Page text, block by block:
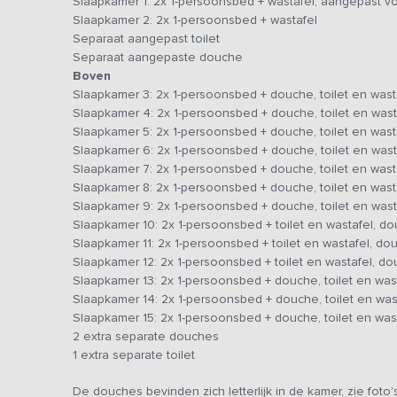
Slaap- en badkamers
Het vakantiehuis telt in totaal
slaapkamers, waarvan één kamer geschikt is voor
aangepaste badkamer. Op de bovenverdieping
douche, toilet en wastafel.
10 slaapkamers hebben een douche, toilet en wastafel
de kamer en een douche op de gang.
De douches
passend is voor jullie groep
. Aanvullend zijn er nog 2
Buiten
Rondom de groepsaccommodatie is er van alles te
en een zonnig terras met grasveld aan de zuidzijde.
speeltoestellen, terwijl volwassenen zich vermaken
Achterhoekse landschap. Bovendien zijn er volop
een indoor kinderboerderij, of zelfs een minidisco voor
vermaak samenkomen.
Dit vakantieadres is zowel voor kleine als grotere
Slaapkamer 2: 2x 1-persoonsbed + wastafel
Separaat aangepast toilet
Separaat aangepaste douche
Boven
Slaapkamer 3: 2x 1-persoonsbed + douche, toilet en
Slaapkamer 4: 2x 1-persoonsbed + douche, toilet en
Slaapkamer 5: 2x 1-persoonsbed + douche, toilet en
Slaapkamer 6: 2x 1-persoonsbed + douche, toilet en
Slaapkamer 7: 2x 1-persoonsbed + douche, toilet en
Slaapkamer 8: 2x 1-persoonsbed + douche, toilet en
Slaapkamer 9: 2x 1-persoonsbed + douche, toilet en
Slaapkamer 10: 2x 1-persoonsbed + toilet en wastafel,
Slaapkamer 11: 2x 1-persoonsbed + toilet en wastafel,
Slaapkamer 12: 2x 1-persoonsbed + toilet en wastafel,
Slaapkamer 13: 2x 1-persoonsbed + douche, toilet en
Slaapkamer 14: 2x 1-persoonsbed + douche, toilet en
Slaapkamer 15: 2x 1-persoonsbed + douche, toilet en
2 extra separate douches
1 extra separate toilet
De douches bevinden zich letterlijk in de kamer, zie